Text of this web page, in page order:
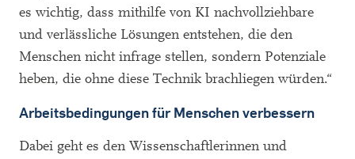
es wichtig, dass mithilfe von KI nachvollziehbare
und verlässliche Lösungen entstehen, die den
Menschen nicht infrage stellen, sondern Potenziale
heben, die ohne diese Technik brachliegen würden.“
Arbeitsbedingungen für Menschen verbessern
Dabei geht es den Wissenschaftlerinnen und